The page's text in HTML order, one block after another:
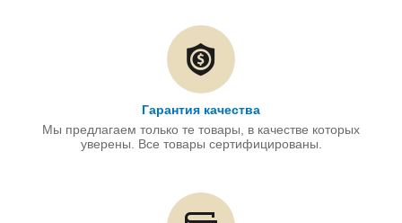
Гарантия качества
Мы предлагаем только те товары, в качестве которых
уверены. Все товары сертифицированы.